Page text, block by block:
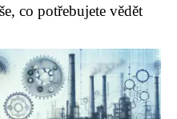
co potřebujete vědět